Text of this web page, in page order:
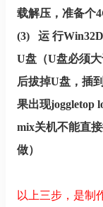
载解压，准备个
(3) 运 行
U盘（U盘必须
后拔掉U盘，插
果出现joggletop
mix关机不能直接
做）
以上三步，是制